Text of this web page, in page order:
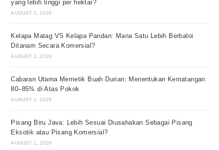
yang lebih tinggi per hektar?
AUGUST 1, 2026
Kelapa Matag VS Kelapa Pandan: Mana Satu Lebih Berbaloi
Ditanam Secara Komersial?
AUGUST 1, 2026
Cabaran Utama Memetik Buah Durian: Menentukan Kematangan
80–85% di Atas Pokok
AUGUST 1, 2026
Pisang Biru Java: Lebih Sesuai Diusahakan Sebagai Pisang
Eksotik atau Pisang Komersial?
AUGUST 1, 2026